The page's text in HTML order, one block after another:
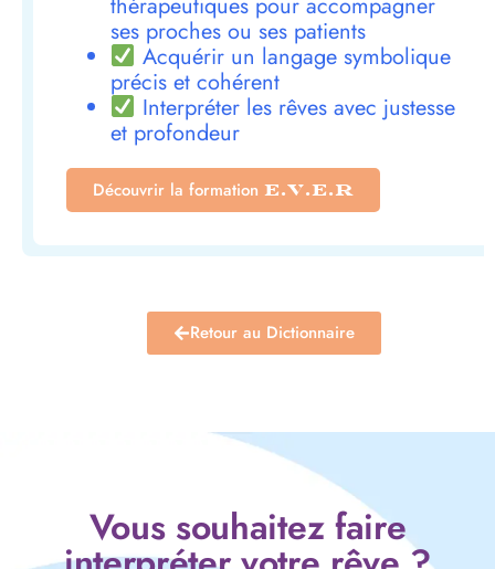
thérapeutiques pour accompagner
ses proches ou ses patients
Acquérir un langage symbolique
précis et cohérent
Interpréter les rêves avec justesse
et profondeur
Découvrir la formation E.V.E.R
Retour au Dictionnaire
Vous souhaitez faire